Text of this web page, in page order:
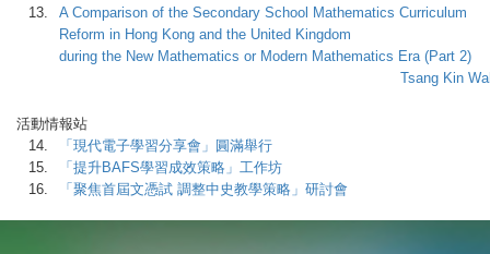
13.
A Comparison of the Secondary School Mathematics Curriculum
Reform in Hong Kong and the United Kingdom
during the New Mathematics or Modern Mathematics Era (Part 2)
Tsang Kin Wah,
活動情報站
14.
「現代電子學習分享會」圓滿舉行
15.
「提升BAFS學習成效策略」工作坊
16.
「聚焦首屆文憑試 調整中史教學策略」研討會